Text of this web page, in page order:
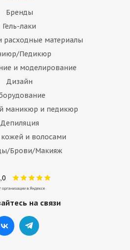
Бренды
Гель-лаки
расходные материалы
Педикюр
и моделирование
Дизайн
маникюр и педикюр
Депиляция
кожей и волосами
Брови/Макияж
на связи